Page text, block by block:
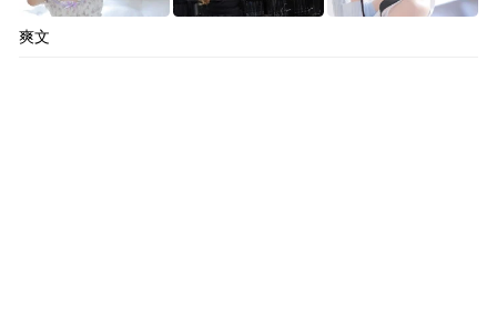
爽文